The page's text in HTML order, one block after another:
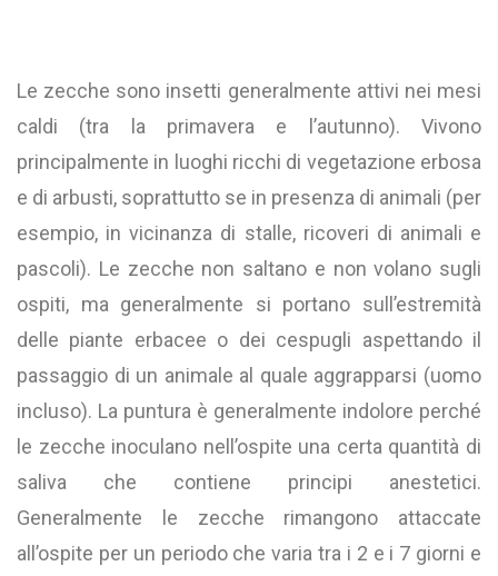
Le zecche sono insetti generalmente attivi nei mesi
caldi (tra la primavera e l’autunno). Vivono
principalmente in luoghi ricchi di vegetazione erbosa
e di arbusti, soprattutto se in presenza di animali (per
esempio, in vicinanza di stalle, ricoveri di animali e
pascoli). Le zecche non saltano e non volano sugli
ospiti, ma generalmente si portano sull’estremità
delle piante erbacee o dei cespugli aspettando il
passaggio di un animale al quale aggrapparsi (uomo
incluso). La puntura è generalmente indolore perché
le zecche inoculano nell’ospite una certa quantità di
saliva che contiene principi anestetici.
Generalmente le zecche rimangono attaccate
all’ospite per un periodo che varia tra i 2 e i 7 giorni e